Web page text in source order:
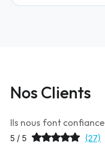
Nos Clients
Ils nous font confiance
5 / 5 (27)